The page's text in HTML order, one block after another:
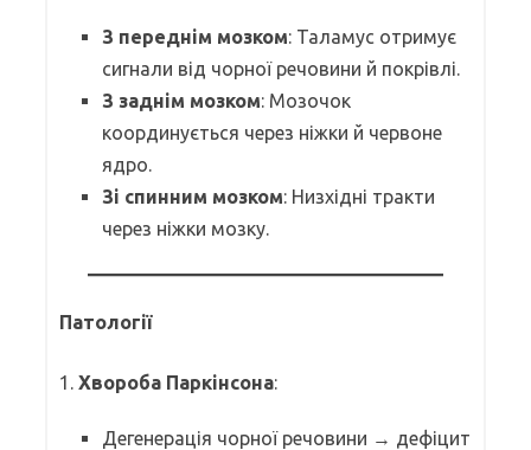
З переднім мозком: Таламус отримує
сигнали від чорної речовини й покрівлі.
З заднім мозком: Мозочок
координується через ніжки й червоне
ядро.
Зі спинним мозком: Низхідні тракти
через ніжки мозку.
Патології
1. Хвороба Паркінсона:
Дегенерація чорної речовини → дефіцит